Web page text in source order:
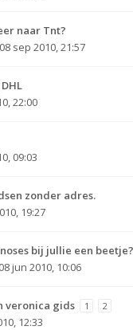
naar Tnt?
08 sep 2010, 21:57
22:00
09:03
zonder adres.
19:27
bij jullie een beetje?
08 jun 2010, 10:06
veronica gids 1 2
12:33